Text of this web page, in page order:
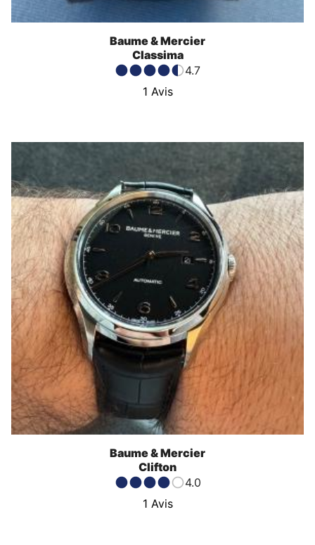
Baume & Mercier
Classima
4.7
1 Avis
Baume & Mercier
Clifton
4.0
1 Avis